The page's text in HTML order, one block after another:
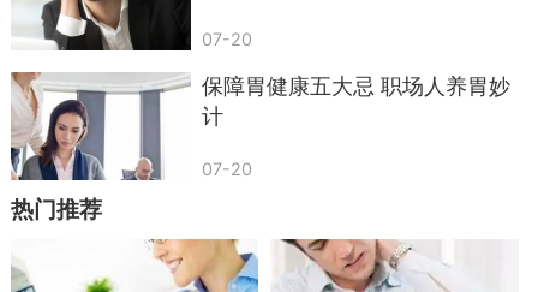
07-20
保障胃健康五大忌 职场人养胃妙
计
07-20
热门推荐